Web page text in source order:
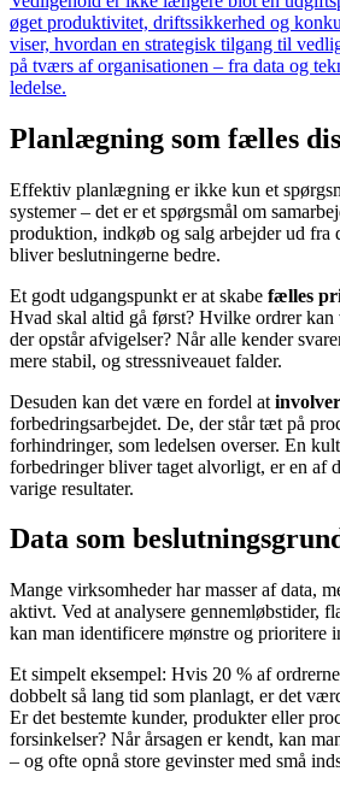
øget produktivitet, driftssikkerhed og
viser, hvordan en strategisk tilgang til
på tværs af organisationen – fra data og
ledelse.
Planlægning som fælles
Effektiv planlægning er ikke kun et
systemer – det er et spørgsmål om
produktion, indkøb og salg arbejder ud fra
bliver beslutningerne bedre.
Et godt udgangspunkt er at skabe fælles
Hvad skal altid gå først? Hvilke ordrer
der opstår afvigelser? Når alle kender
mere stabil, og stressniveauet falder.
Desuden kan det være en fordel at
forbedringsarbejdet. De, der står tæt på
forhindringer, som ledelsen overser. En
forbedringer bliver taget alvorligt, er en af
varige resultater.
Data som
Mange virksomheder har masser af data,
aktivt. Ved at analysere gennemløbstider,
kan man identificere mønstre og prioritere
Et simpelt eksempel: Hvis 20 % af
dobbelt så lang tid som planlagt, er det
Er det bestemte kunder, produkter eller
forsinkelser? Når årsagen er kendt, kan
– og ofte opnå store gevinster med små